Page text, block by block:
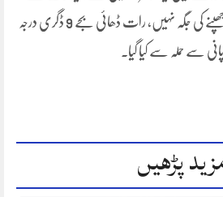
بول رہے ہیں ان کے پاس چھپنے کی جگہ نہیں، رات ڈھائی بجے 9 ڈگری درجہ
سے حملہ سے کیا گیا۔
پڑھیں